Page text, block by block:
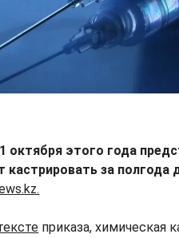
октября этого года
кастрировать за полгода
приказа, химическая